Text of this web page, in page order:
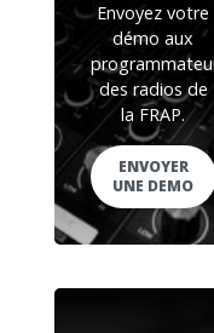
Envoyez votre
démo aux
des radios de
la FRAP.
ENVOYER
UNE DEMO